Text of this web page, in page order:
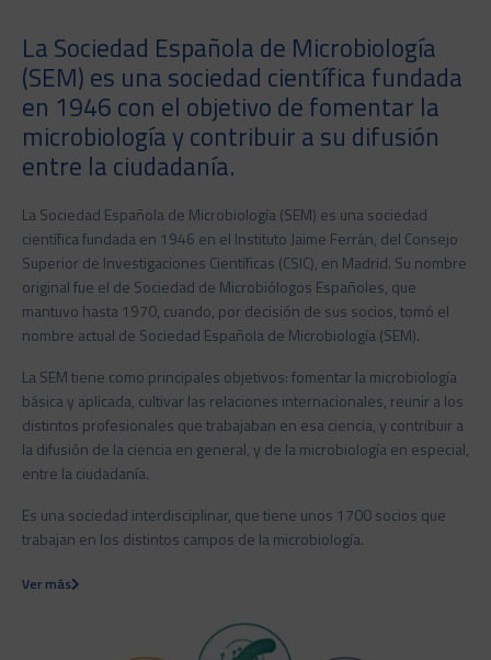
La Sociedad Española de Microbiología
(SEM) es una sociedad científica fundada
en 1946 con el objetivo de fomentar la
microbiología y contribuir a su difusión
entre la ciudadanía.
La Sociedad Española de Microbiología (SEM) es una sociedad
científica fundada en 1946 en el Instituto Jaime Ferrán, del Consejo
Superior de Investigaciones Científicas (CSIC), en Madrid. Su nombre
original fue el de Sociedad de Microbiólogos Españoles, que
mantuvo hasta 1970, cuando, por decisión de sus socios, tomó el
nombre actual de Sociedad Española de Microbiología (SEM).
La SEM tiene como principales objetivos: fomentar la microbiología
básica y aplicada, cultivar las relaciones internacionales, reunir a los
distintos profesionales que trabajaban en esa ciencia, y contribuir a
la difusión de la ciencia en general, y de la microbiología en especial,
entre la ciudadanía.
Es una sociedad interdisciplinar, que tiene unos 1700 socios que
trabajan en los distintos campos de la microbiología.
Ver más